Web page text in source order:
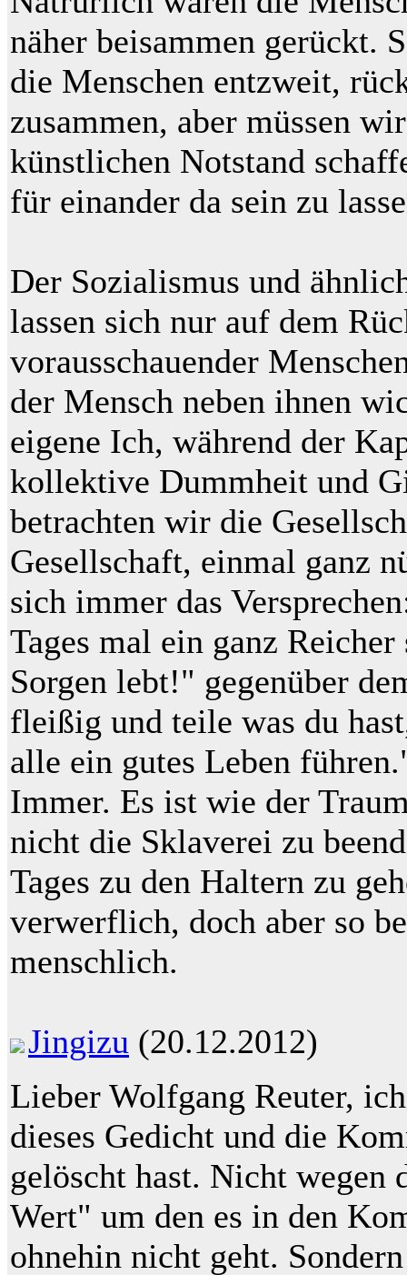
näher beisammen gerückt.
die Menschen entzweit,
zusammen, aber müssen
künstlichen Notstand
für einander da sein zu
Der Sozialismus und
lassen sich nur auf dem
vorausschauender
der Mensch neben ihnen
eigene Ich, während der
kollektive Dummheit und
betrachten wir die
Gesellschaft, einmal ganz
sich immer das
Tages mal ein ganz Reicher
Sorgen lebt!" gegenüber
fleißig und teile was du
alle ein gutes Leben
Immer. Es ist wie der
nicht die Sklaverei zu
Tages zu den Haltern zu
verwerflich, doch aber so
menschlich.
Jingizu (20.12.2012)
Lieber Wolfgang Reuter,
dieses Gedicht und die
gelöscht hast. Nicht wegen
Wert" um den es in den
ohnehin nicht geht.